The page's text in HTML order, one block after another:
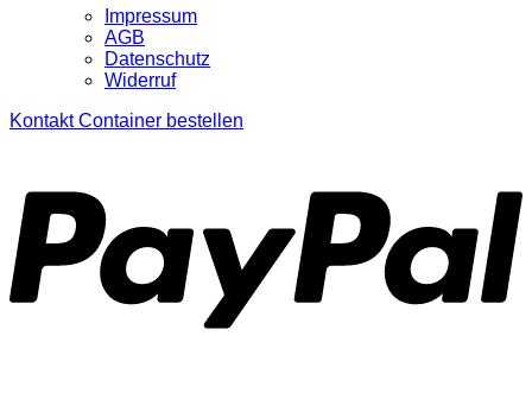
Impressum
AGB
Datenschutz
Widerruf
Kontakt Container bestellen